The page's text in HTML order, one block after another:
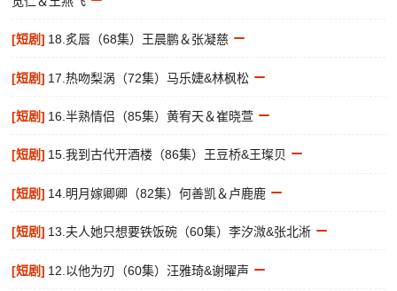
[短剧] 18.炙唇（68集）王晨鹏＆张凝慈
[短剧] 17.热吻梨涡（72集）马乐婕&林枫松
[短剧] 16.半熟情侣（85集）黄宥天＆崔晓萱
[短剧] 15.我到古代开酒楼（86集）王豆桥&王璨贝
[短剧] 14.明月嫁卿卿（82集）何善凯＆卢鹿鹿
[短剧] 13.夫人她只想要铁饭碗（60集）李汐溦&张北淅
[短剧] 12.以他为刃（60集）汪雅琦&谢曜声